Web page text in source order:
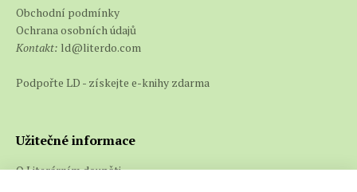
Obchodní podmínky
Ochrana osobních údajů
Kontakt: ld@literdo.com
Podpořte LD - získejte e-knihy zdarma
Užitečné informace
O Literárním doupěti